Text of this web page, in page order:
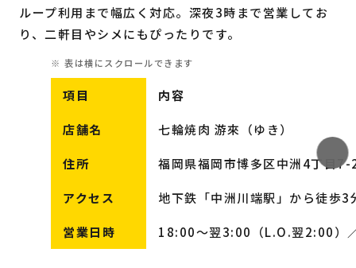
ループ利用まで幅広く対応。深夜3時まで営業してお
り、二軒目やシメにもぴったりです。
項目 内容
店舗名 七輪焼肉 游來（ゆき）
住所 福岡県福岡市博多区中洲4丁目
アクセス 地下鉄「中洲川端駅」から徒歩3
営業日時 18:00〜翌3:00（L.O.翌2:00）